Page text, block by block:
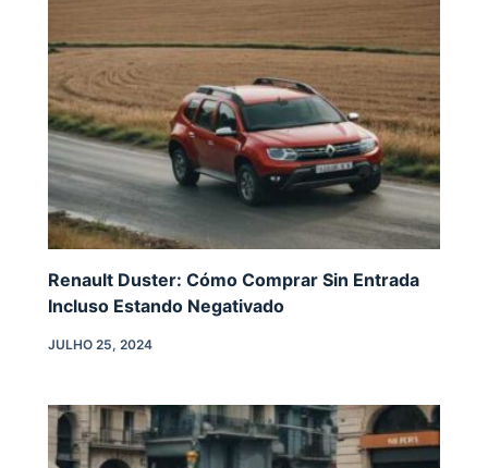
Renault Duster: Cómo Comprar Sin Entrada
Incluso Estando Negativado
JULHO 25, 2024